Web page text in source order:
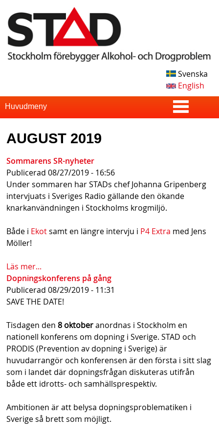
Skip
to
main
content
T
Svenska
English
S
u
p
h
n
Huvudmeny
AUGUST 2019
Sommarens SR-nyheter
Publicerad08/27/2019 - 16:56
Under sommaren har STADs chef Johanna Gripenberg
intervjuats i Sveriges Radio gällande den ökande
knarkanvändningen i Stockholms krogmiljö.
Både i Ekotsamt en längre intervju i P4 Extra med Jens
Möller!
Läs mer...
Dopningskonferens på gång
Publicerad08/29/2019 - 11:31
SAVE THE DATE!
Tisdagen den8 oktoberanordnas i Stockholm en
nationell konferens om dopning i Sverige. STAD och
PRODIS (Prevention av dopning i Sverige) är
huvudarrangör och konferensen är den första i sitt slag
som i landet där dopningsfrågan diskuteras utifrån
både ett idrotts- och samhällsprespektiv.
Ambitionen är att belysa dopningsproblematiken i
Sverige så brett som möjligt.